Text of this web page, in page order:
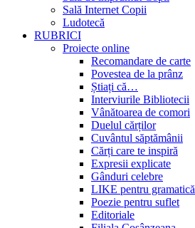
Sală Internet Copii
Ludotecă
RUBRICI
Proiecte online
Recomandare de carte
Povestea de la prânz
Știați că…
Interviurile Bibliotecii
Vânătoarea de comori
Duelul cărților
Cuvântul săptămânii
Cărți care te inspiră
Expresii explicate
Gânduri celebre
LIKE pentru gramatică
Poezie pentru suflet
Editoriale